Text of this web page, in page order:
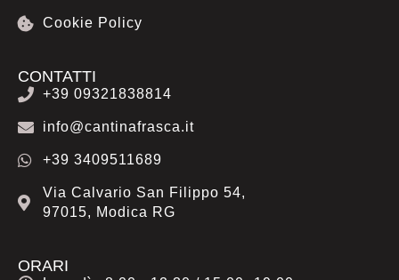
Cookie Policy
CONTATTI
+39 09321838814
info@cantinafrasca.it
+39 3409511689
Via Calvario San Filippo 54,
97015, Modica RG
ORARI